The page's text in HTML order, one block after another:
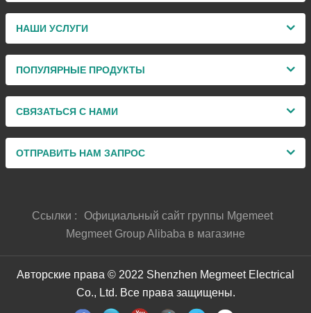
НАШИ УСЛУГИ
ПОПУЛЯРНЫЕ ПРОДУКТЫ
СВЯЗАТЬСЯ С НАМИ
ОТПРАВИТЬ НАМ ЗАПРОС
Ссылки :
Официальный сайт группы Mgemeet
Megmeet Group Alibaba в магазине
Авторские права © 2022 Shenzhen Megmeet Electrical
Co., Ltd. Все права защищены.